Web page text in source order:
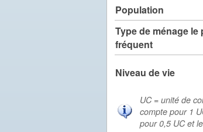
Population
Type de ménage le
fréquent
Niveau de vie
UC = unité de
compte pour 1
pour 0,5 UC et